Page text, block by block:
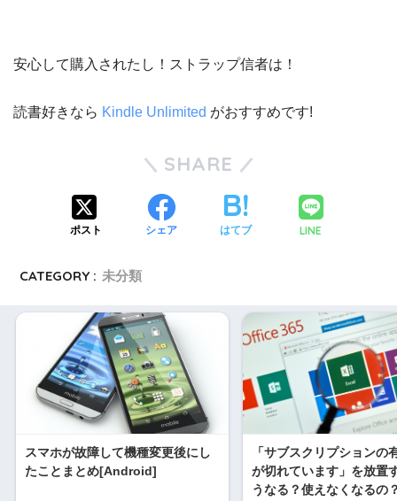
安心して購入されたし！ストラップ信者は！
読書好きなら Kindle Unlimited がおすすめです!
SHARE
ポスト シェア はてブ LINE
CATEGORY : 未分類
スマホが故障して機種変更後にし
たことまとめ[Android]
「サブスクリプションの
が切れています」を放置
うなる？使えなくなるの